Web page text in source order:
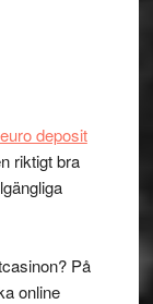
deposit
riktigt bra
På
online